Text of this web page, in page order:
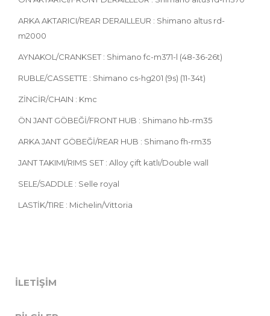
ARKA AKTARICI/REAR DERAILLEUR : Shimano altus rd-
m2000
AYNAKOL/CRANKSET : Shimano fc-m371-l (48-36-26t)
RUBLE/CASSETTE : Shimano cs-hg201 (9s) (11-34t)
ZİNCİR/CHAIN : Kmc
ÖN JANT GÖBEĞİ/FRONT HUB : Shimano hb-rm35
ARKA JANT GÖBEĞİ/REAR HUB : Shimano fh-rm35
JANT TAKIMI/RIMS SET : Alloy çift katlı/Double wall
SELE/SADDLE : Selle royal
LASTİK/TIRE : Michelin/Vittoria
İLETIŞIM